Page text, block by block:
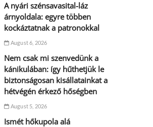
A nyári szénsavasital-láz
árnyoldala: egyre többen
kockáztatnak a patronokkal
August 6, 2026
Nem csak mi szenvedünk a
kánikulában: így hűthetjük le
biztonságosan kisállatainkat a
hétvégén érkező hőségben
August 5, 2026
Ismét hőkupola alá